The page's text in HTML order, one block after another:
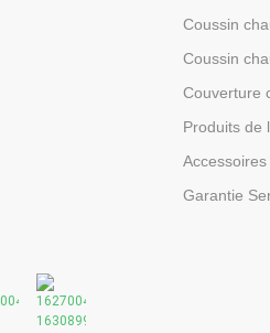
Coussin
Coussin
Couverture
Produits de
Accessoires
Garantie